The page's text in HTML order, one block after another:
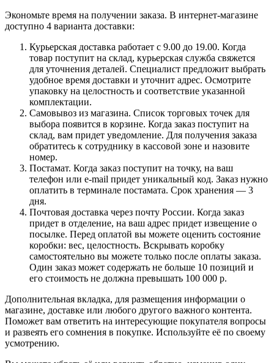
Экономьте время на получении заказа. В интернет-магазине
доступно 4 варианта доставки:
Курьерская доставка работает с 9.00 до 19.00. Когда
товар поступит на склад, курьерская служба свяжется
для уточнения деталей. Специалист предложит выбрать
удобное время доставки и уточнит адрес. Осмотрите
упаковку на целостность и соответствие указанной
комплектации.
Самовывоз из магазина. Список торговых точек для
выбора появится в корзине. Когда заказ поступит на
склад, вам придет уведомление. Для получения заказа
обратитесь к сотруднику в кассовой зоне и назовите
номер.
Постамат. Когда заказ поступит на точку, на ваш
телефон или e-mail придет уникальный код. Заказ нужно
оплатить в терминале постамата. Срок хранения — 3
дня.
Почтовая доставка через почту России. Когда заказ
придет в отделение, на ваш адрес придет извещение о
посылке. Перед оплатой вы можете оценить состояние
коробки: вес, целостность. Вскрывать коробку
самостоятельно вы можете только после оплаты заказа.
Один заказ может содержать не больше 10 позиций и
его стоимость не должна превышать 100 000 р.
Дополнительная вкладка, для размещения информации о
магазине, доставке или любого другого важного контента.
Поможет вам ответить на интересующие покупателя вопросы
и развеять его сомнения в покупке. Используйте её по своему
усмотрению.